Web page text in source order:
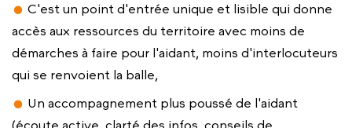
C'est un point d'entrée unique et lisible qui donne
accès aux ressources du territoire avec moins de
démarches à faire pour l'aidant, moins d'interlocuteurs
qui se renvoient la balle,
Un accompagnement plus poussé de l'aidant
(écoute active, clarté des infos, conseils de